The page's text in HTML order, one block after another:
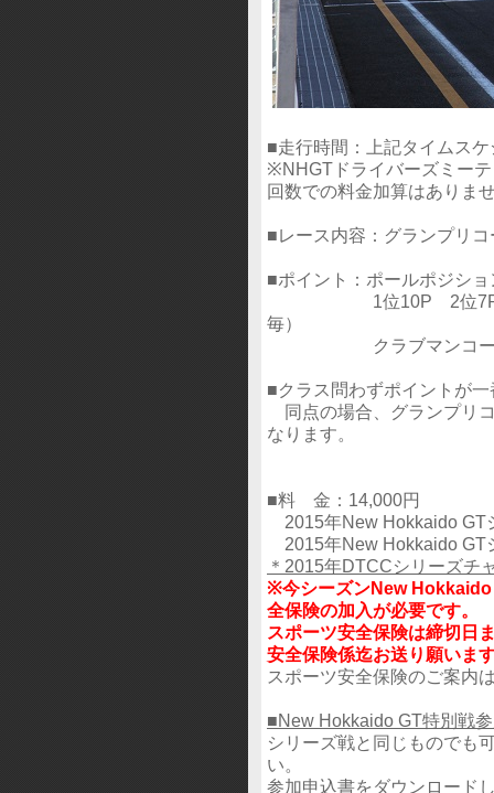
■走行時間：上記タイムス
※NHGTドライバーズミー
回数での料金加算はありま
■レース内容：グランプリ
■ポイント：ポールポジシ
1位10P 2位7P 3位
毎）
クラブマンコース
■クラス問わずポイントが
同点の場合、グランプリ
なります。
■料 金：14,000円
2015年New Hokkaido
2015年New Hokkaido
＊2015年DTCCシリーズチ
※今シーズンNew Hokkaido
全保険の加入が必要です。
スポーツ安全保険は締切日
安全保険係迄お送り願いま
スポーツ安全保険のご案
■New Hokkaido GT特別戦
シリーズ戦と同じものでも
い。
参加申込書をダウンロード